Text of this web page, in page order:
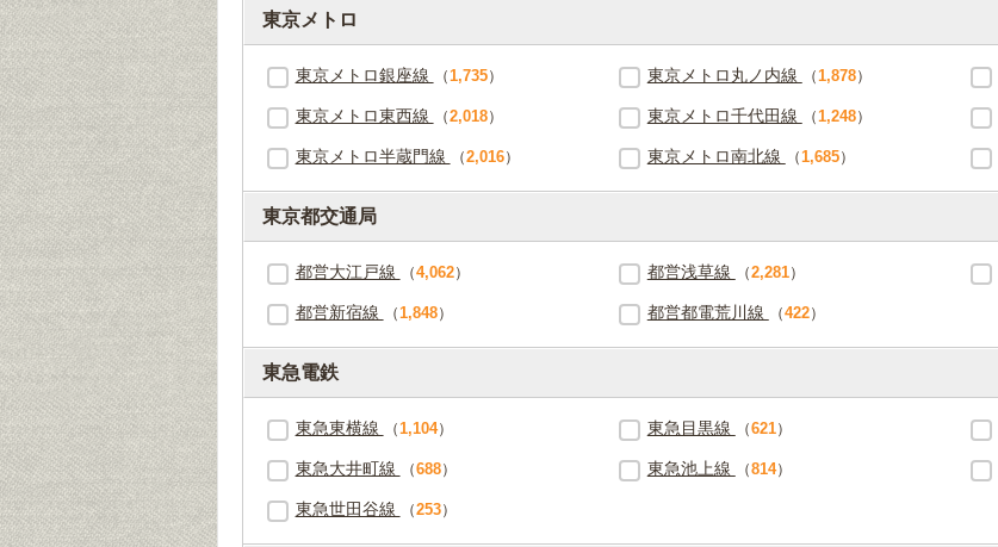
東京メトロ
東京メトロ銀座線 （ 1,735） 東京メトロ丸ノ内線 （ 1,878）
東京メトロ東西線 （2,018） 東京メトロ千代田線 （ 1,248）
東京メトロ半蔵門線 （2,016） 東京メトロ南北線 （ 1,685）
東京都交通局
都営大江戸線 （4,062） 都営浅草線 （2,281）
都営新宿線 （ 1,848） 都営都電荒川線 （422）
東急電鉄
東急東横線 （ 1,104） 東急目黒線 （621）
東急大井町線 （688） 東急池上線 （814）
東急世田谷線 （253）